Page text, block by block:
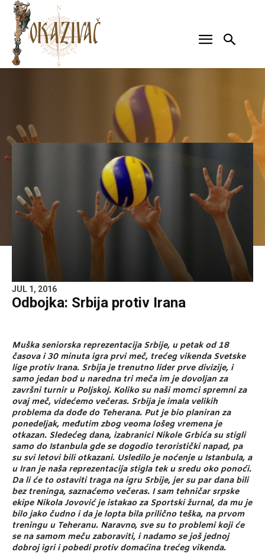
JUL 1, 2016
Odbojka: Srbija protiv Irana
Muška seniorska reprezentacija Srbije, u petak od 18
časova i 30 minuta igra prvi meč, trećeg vikenda Svetske
ligeprotiv Irana. Srbija je trenutno lider prve divizije, i
samo jedan bod u naredna tri meča im je dovoljan za
završni turnir u Poljskoj. Koliko su naši momci spremni za
ovaj meč, videćemo večeras. Srbija je imala velikih
problema da dođe do Teherana. Put je bio planiran za
ponedeljak, međutim zbog veoma lošeg vremena je
otkazan. Sledećeg dana, izabranici Nikole Grbića su stigli
samo do Istanbula gde se dogodio teroristički napad, pa
su svi letovi bili otkazani. Usledilo je noćenje u Istanbula, a
u Iran je naša reprezentacija stigla tek u sredu oko ponoći.
Da li će to ostaviti traga na igru Srbije, jer su par dana bili
bez treninga, saznaćemo večeras. I sam tehničar srpske
ekipe Nikola Jovović je istakao za Sportski žurnal, da mu je
bilo jako čudno i da je lopta bila prilično teška, na prvom
treningu u Teheranu. Naravno, sve su to problemi koji će
se na samom meču zaboraviti, i nadamo se još jednoj
dobroj igri i pobedi protiv domaćina trećeg vikenda.